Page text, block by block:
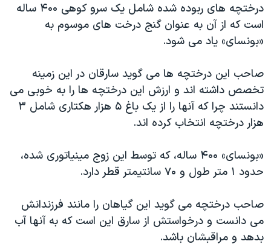
دادگاه حمید نوری
چهل سال گروگان‌گیری
اعتراضات مردمی آبان ۹۸
اسرائیل در جنگ
نرگس محمدی برنده جایزه نوبل صلح
صفحه‌های ویژه
درختچه های ربوده شده شامل یک سرو کوهی ۴۰۰ ساله
است که از آن به عنوان گنج درخت های موسوم به
«بونسای» یاد می شود.
صاحب این درختچه ها می گوید سارقان در این زمینه
تخصص داشته اند و ارزش این درختچه ها را به خوبی می
دانستند چرا که آنها را از یک باغ ۵ هزار هکتاری شامل ۳
هزار درختچه انتخاب کرده اند.
«بونسای» ۴۰۰ ساله، که توسط این زوج مینیاتوری شده،
حدود ۱ متر طول و ۷۰ سانتیمتر قطر دارد.
صاحب درختچه می گوید این گیاهان را مانند فرزندانش
می دانست و درخواستش از سارق این است که به آنها آب
بدهد و مراقبشان باشد.